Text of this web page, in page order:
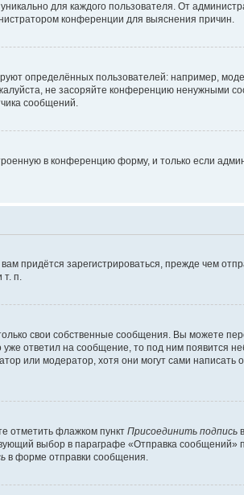
для каждого пользователя. От
конференции для выяснения причин.
определённых пользователей: например,
не засоряйте конференцию ненужными
сообщений.
в конференцию форму, и только если
придётся зарегистрироваться, прежде чем
т. п.
свои собственные сообщения. Вы можете
ответил на сообщение, то под ним появится
или модератор, хотя они могут сами
отметить флажком пункт Присоединить подпись
выбор в параграфе «Отправка сообщений»
в форме отправки сообщения.